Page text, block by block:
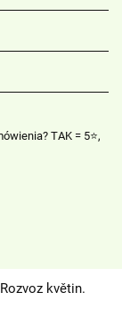
TAK = 5⭐,
květin.